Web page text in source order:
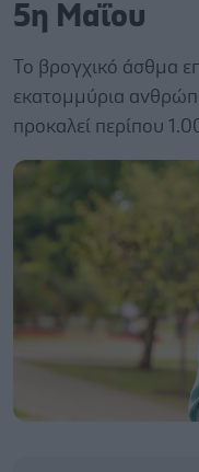
5η Μαΐου
Το βρογχικό άσθμα
εκατομμύρια
προκαλεί περίπου